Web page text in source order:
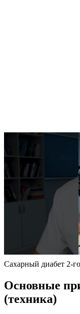
Сахарный диабет 2-
Основные
(техника)